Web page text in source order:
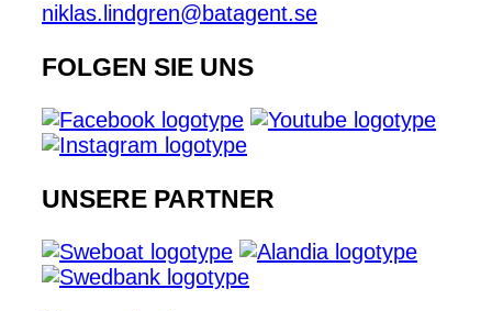
niklas.lindgren@batagent.se
FOLGEN SIE UNS
UNSERE PARTNER